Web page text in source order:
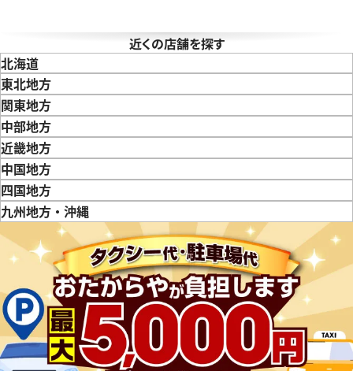
格
日時点の参考買取価格です
IWC ポートフィノ IW378303
※2024年7月27日時点の参考
イマー IW354807
IWC ポートフィノ IW378302
近くの店舗を探す
北海道
東北地方
青森県岩手県
関東地方
東京都神奈川県
中部地方
新潟県富山県
近畿地方
三重県滋賀県
中国地方
鳥取県島根県
四国地方
徳島県香川県愛媛県
九州地方・沖縄
福岡県
佐賀県 長崎県 熊本県大分県宮崎県鹿児島県